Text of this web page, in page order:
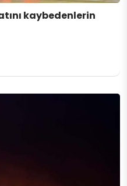
kaybedenlerin